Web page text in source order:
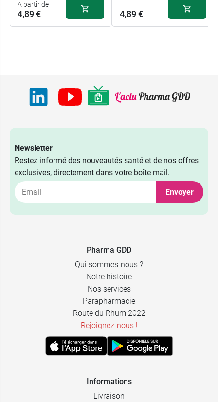
A partir de
4,89 €
11,89 €
4,89 €
Newsletter
Restez informé des nouveautés santé et de nos offres
exclusives, directement dans votre boîte mail.
Envoyer
Pharma GDD
Qui sommes-nous ?
Notre histoire
Nos services
Parapharmacie
Route du Rhum 2022
Rejoignez-nous !
Informations
Livraison